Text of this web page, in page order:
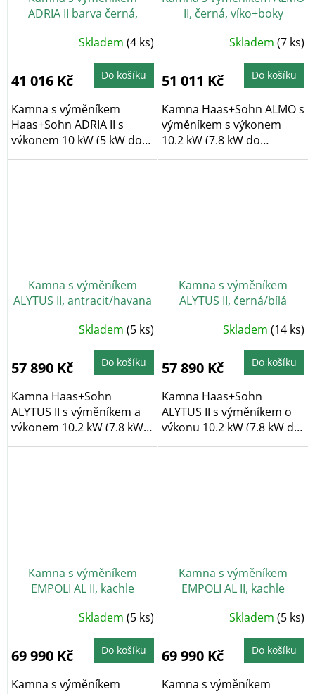
ADRIA II barva černá,
kování
Skladem (4 ks)
41 016 Kč Do košíku
Kamna s výměníkem
Haas+Sohn ADRIA II s
výkonem 10 kW (5 kW do
vody/5 kW do vzduchu) v...
II, černá, víko+boky
Skladem (7 ks)
51 011 Kč Do košíku
Kamna Haas+Sohn ALMO s
výměníkem s výkonem
10,2 kW (7,8 kW do
vody/2,4 kW do
Kamna s výměníkem
ALYTUS II, antracit/havana
Skladem (5 ks)
57 890 Kč Do košíku
Kamna Haas+Sohn
ALYTUS II s výměníkem a
výkonem 10,2 kW (7,8 kW
do vody/2,4 kW do...
Kamna s výměníkem
ALYTUS II, černá/bílá
Skladem (14 ks)
57 890 Kč Do košíku
Kamna Haas+Sohn
ALYTUS II s výměníkem o
výkonu 10,2 kW (7,8 kW do
vody/2,4 kW do...
Kamna s výměníkem
EMPOLI AL II, kachle
smyčka
Skladem (5 ks)
69 990 Kč Do košíku
Kamna s výměníkem
Kamna s výměníkem
EMPOLI AL II, kachle
smyčka
Skladem (5 ks)
69 990 Kč Do košíku
Kamna s výměníkem